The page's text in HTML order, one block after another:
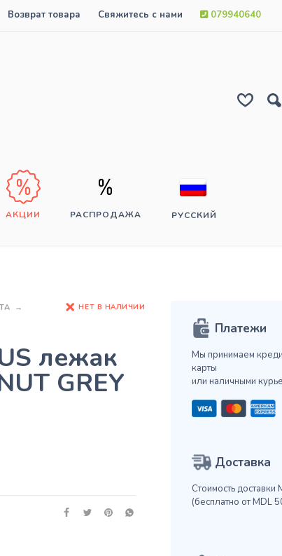
Возврат товара Свяжитесь с нами 079940640
АКЦИИ РАСПРОДАЖА РУССКИЙ
НЕТ В НАЛИЧИИ
лежак
GREY
Платежи
Мы принимаем
карты
или наличными
Доставка
Стоимость доставки
(бесплатно от MDL